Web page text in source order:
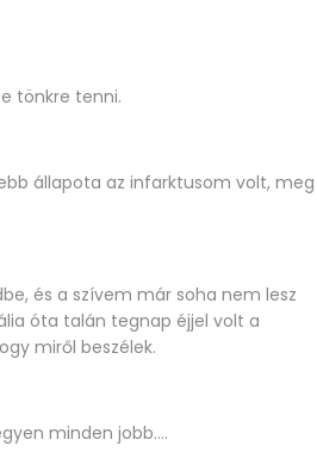
tönkre tenni.
állapota az infarktusom volt, meg
és a szívem már soha nem lesz
óta talán tegnap éjjel volt a
miről beszélek.
minden jobb....